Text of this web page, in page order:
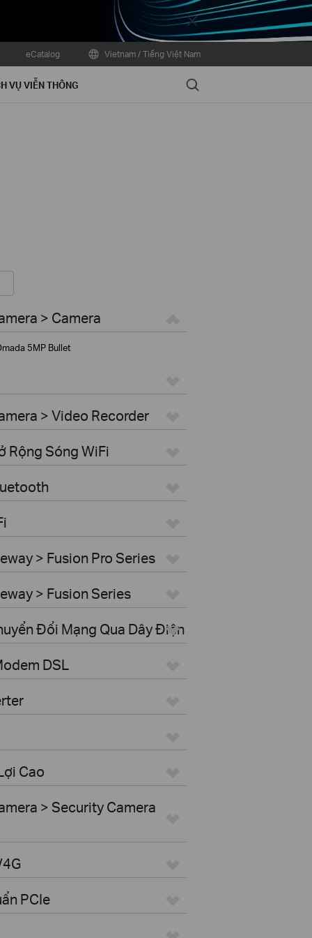
Close
eCatalog Vietnam / Tiếng Việt Nam
VỤ VIỄN THÔNG Search
> Camera
5MP Bullet
> Video Recorder
Rộng Sóng WiFi
> Fusion Pro Series
> Fusion Series
Đổi Mạng Qua Dây Điện
DSL
Cao
> Security Camera
PCIe